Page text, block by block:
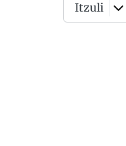
Itzuli